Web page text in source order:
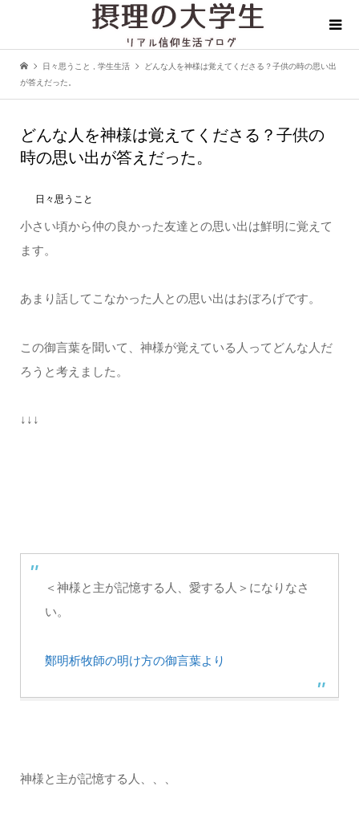
日々思うこと 学生生活
どんな人を神様は覚えてくださる？子供の時の思い出
が答えだった。
どんな人を神様は覚えてくださる？子供の
時の思い出が答えだった。
日々思うこと
小さい頃から仲の良かった友達との思い出は鮮明に覚えて
ます。
あまり話してこなかった人との思い出はおぼろげです。
この御言葉を聞いて、神様が覚えている人ってどんな人だ
ろうと考えました。
↓↓↓
＜神様と主が記憶する人、愛する人＞になりなさ
い。
鄭明析牧師の明け方の御言葉より
神様と主が記憶する人、、、